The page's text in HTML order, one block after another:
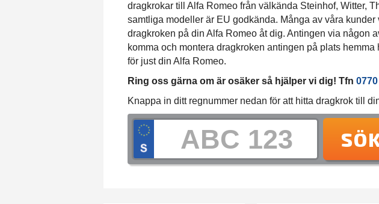
dragkrokar till Alfa Romeo från välkända Steinhof, Witter,
samtliga modeller är EU godkända. Många av våra
dragkroken på din Alfa Romeo åt dig. Antingen via någon
komma och montera dragkroken antingen på plats
för just din Alfa Romeo.
Ring oss gärna om är osäker så hjälper vi dig! Tfn 0770
Knappa in ditt regnummer nedan för att hitta dragkrok till